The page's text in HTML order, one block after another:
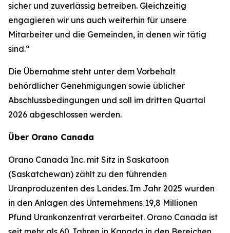
sicher und zuverlässig betreiben. Gleichzeitig
engagieren wir uns auch weiterhin für unsere
Mitarbeiter und die Gemeinden, in denen wir tätig
sind.“
Die Übernahme steht unter dem Vorbehalt
behördlicher Genehmigungen sowie üblicher
Abschlussbedingungen und soll im dritten Quartal
2026 abgeschlossen werden.
Über Orano Canada
Orano Canada Inc. mit Sitz in Saskatoon
(Saskatchewan) zählt zu den führenden
Uranproduzenten des Landes. Im Jahr 2025 wurden
in den Anlagen des Unternehmens 19,8 Millionen
Pfund Urankonzentrat verarbeitet. Orano Canada ist